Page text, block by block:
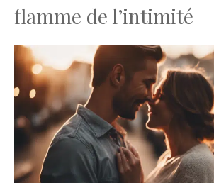
flamme de l’intimité